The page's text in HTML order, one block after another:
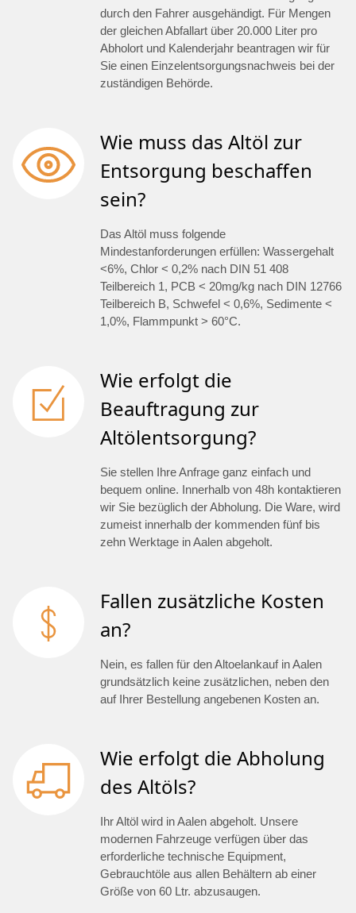
durch den Fahrer ausgehändigt. Für Mengen
der gleichen Abfallart über 20.000 Liter pro
Abholort und Kalenderjahr beantragen wir für
Sie einen Einzelentsorgungsnachweis bei der
zuständigen Behörde.
Wie muss das Altöl zur
Entsorgung beschaffen
sein?
Das Altöl muss folgende
Mindestanforderungen erfüllen: Wassergehalt
<6%, Chlor < 0,2% nach DIN 51 408
Teilbereich 1, PCB < 20mg/kg nach DIN 12766
Teilbereich B, Schwefel < 0,6%, Sedimente <
1,0%, Flammpunkt > 60°C.
Wie erfolgt die
Beauftragung zur
Altölentsorgung?
Sie stellen Ihre Anfrage ganz einfach und
bequem online. Innerhalb von 48h kontaktieren
wir Sie bezüglich der Abholung. Die Ware, wird
zumeist innerhalb der kommenden fünf bis
zehn Werktage in Aalen abgeholt.
Fallen zusätzliche Kosten
an?
Nein, es fallen für den Altoelankauf in Aalen
grundsätzlich keine zusätzlichen, neben den
auf Ihrer Bestellung angebenen Kosten an.
Wie erfolgt die Abholung
des Altöls?
Ihr Altöl wird in Aalen abgeholt. Unsere
modernen Fahrzeuge verfügen über das
erforderliche technische Equipment,
Gebrauchtöle aus allen Behältern ab einer
Größe von 60 Ltr. abzusaugen.